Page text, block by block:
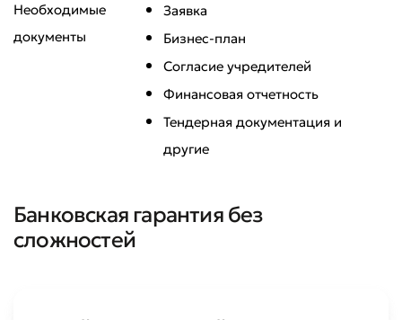
Необходимые
документы
Заявка
Бизнес-план
Согласие учредителей
Финансовая отчетность
Тендерная документация и
другие
Банковская гарантия без
сложностей